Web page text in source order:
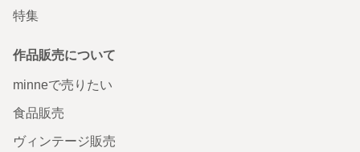
特集
作品販売について
minneで売りたい
食品販売
ヴィンテージ販売